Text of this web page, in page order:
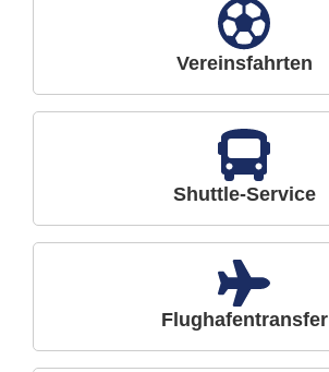
Vereinsfahrten
Shuttle-Service
Flughafentransfer